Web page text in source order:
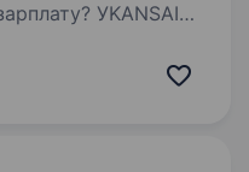
УKANSAI
заробляти